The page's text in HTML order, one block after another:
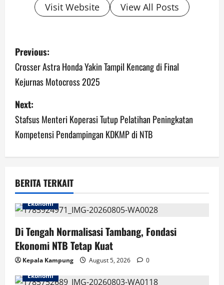
Visit Website View All Posts
P
o
s
t
n
a
i
g
a
t
i
Previous:
Crosser Astra Honda Yakin Tampil Kencang di Final
Kejurnas Motocross 2025
Next:
Stafsus Menteri Koperasi Tutup Pelatihan Peningkatan
Kompetensi Pendampingan KDKMP di NTB
BERITA TERKAIT
Ekonomi
Di Tengah Normalisasi Tambang, Fondasi
Ekonomi NTB Tetap Kuat
Kepala Kampung August 5, 2026
0
Ekonomi